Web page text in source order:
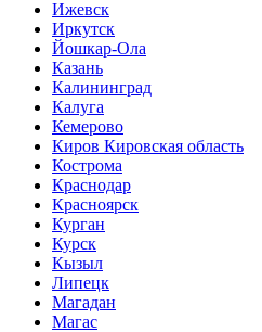
Ижевск
Иркутск
Йошкар-Ола
Казань
Калининград
Калуга
Кемерово
Киров Кировская область
Кострома
Краснодар
Красноярск
Курган
Курск
Кызыл
Липецк
Магадан
Магас